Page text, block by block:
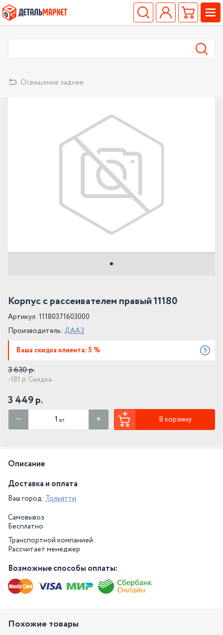
Освещение заднее
Корпус с рассеивателем правый 11180
Артикул: 11180371603000
Производитель: ДААЗ
Ваша скидка клиента: 5 %
3 630 р.
-181 р. Скидка
3 449 р.
шт В корзину
Описание
Доставка и оплата
Ваш город: Тольятти
Самовывоз
Бесплатно
Транспортной компанией
Рассчитает менеджер
Возможные способы оплаты:
Похожие товары